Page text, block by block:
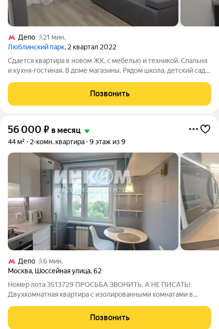
Депо
21 мин.
Люблинский парк, 2 квартал 2022
Сдается квартира в новом ЖК, с мебелью и техникой. Спальня
и кухня-гостиная. В доме магазины. Рядом школа, детский сад.
Позвонить
56 000 ₽ в месяц
44 м² 2-комн. квартира 9 этаж из 9
Депо
6 мин.
Москва, Шоссейная улица,62
Номер лота 3513729 ПРОСЬБА ЗВОНИТЬ, А НЕ ПИСАТЬ!
Двухкомнатная квартира с изолированными комнатами в
техника, в том числе встроенная посудомоечная машина. В
комнатах необходимая мебель для
Позвонить